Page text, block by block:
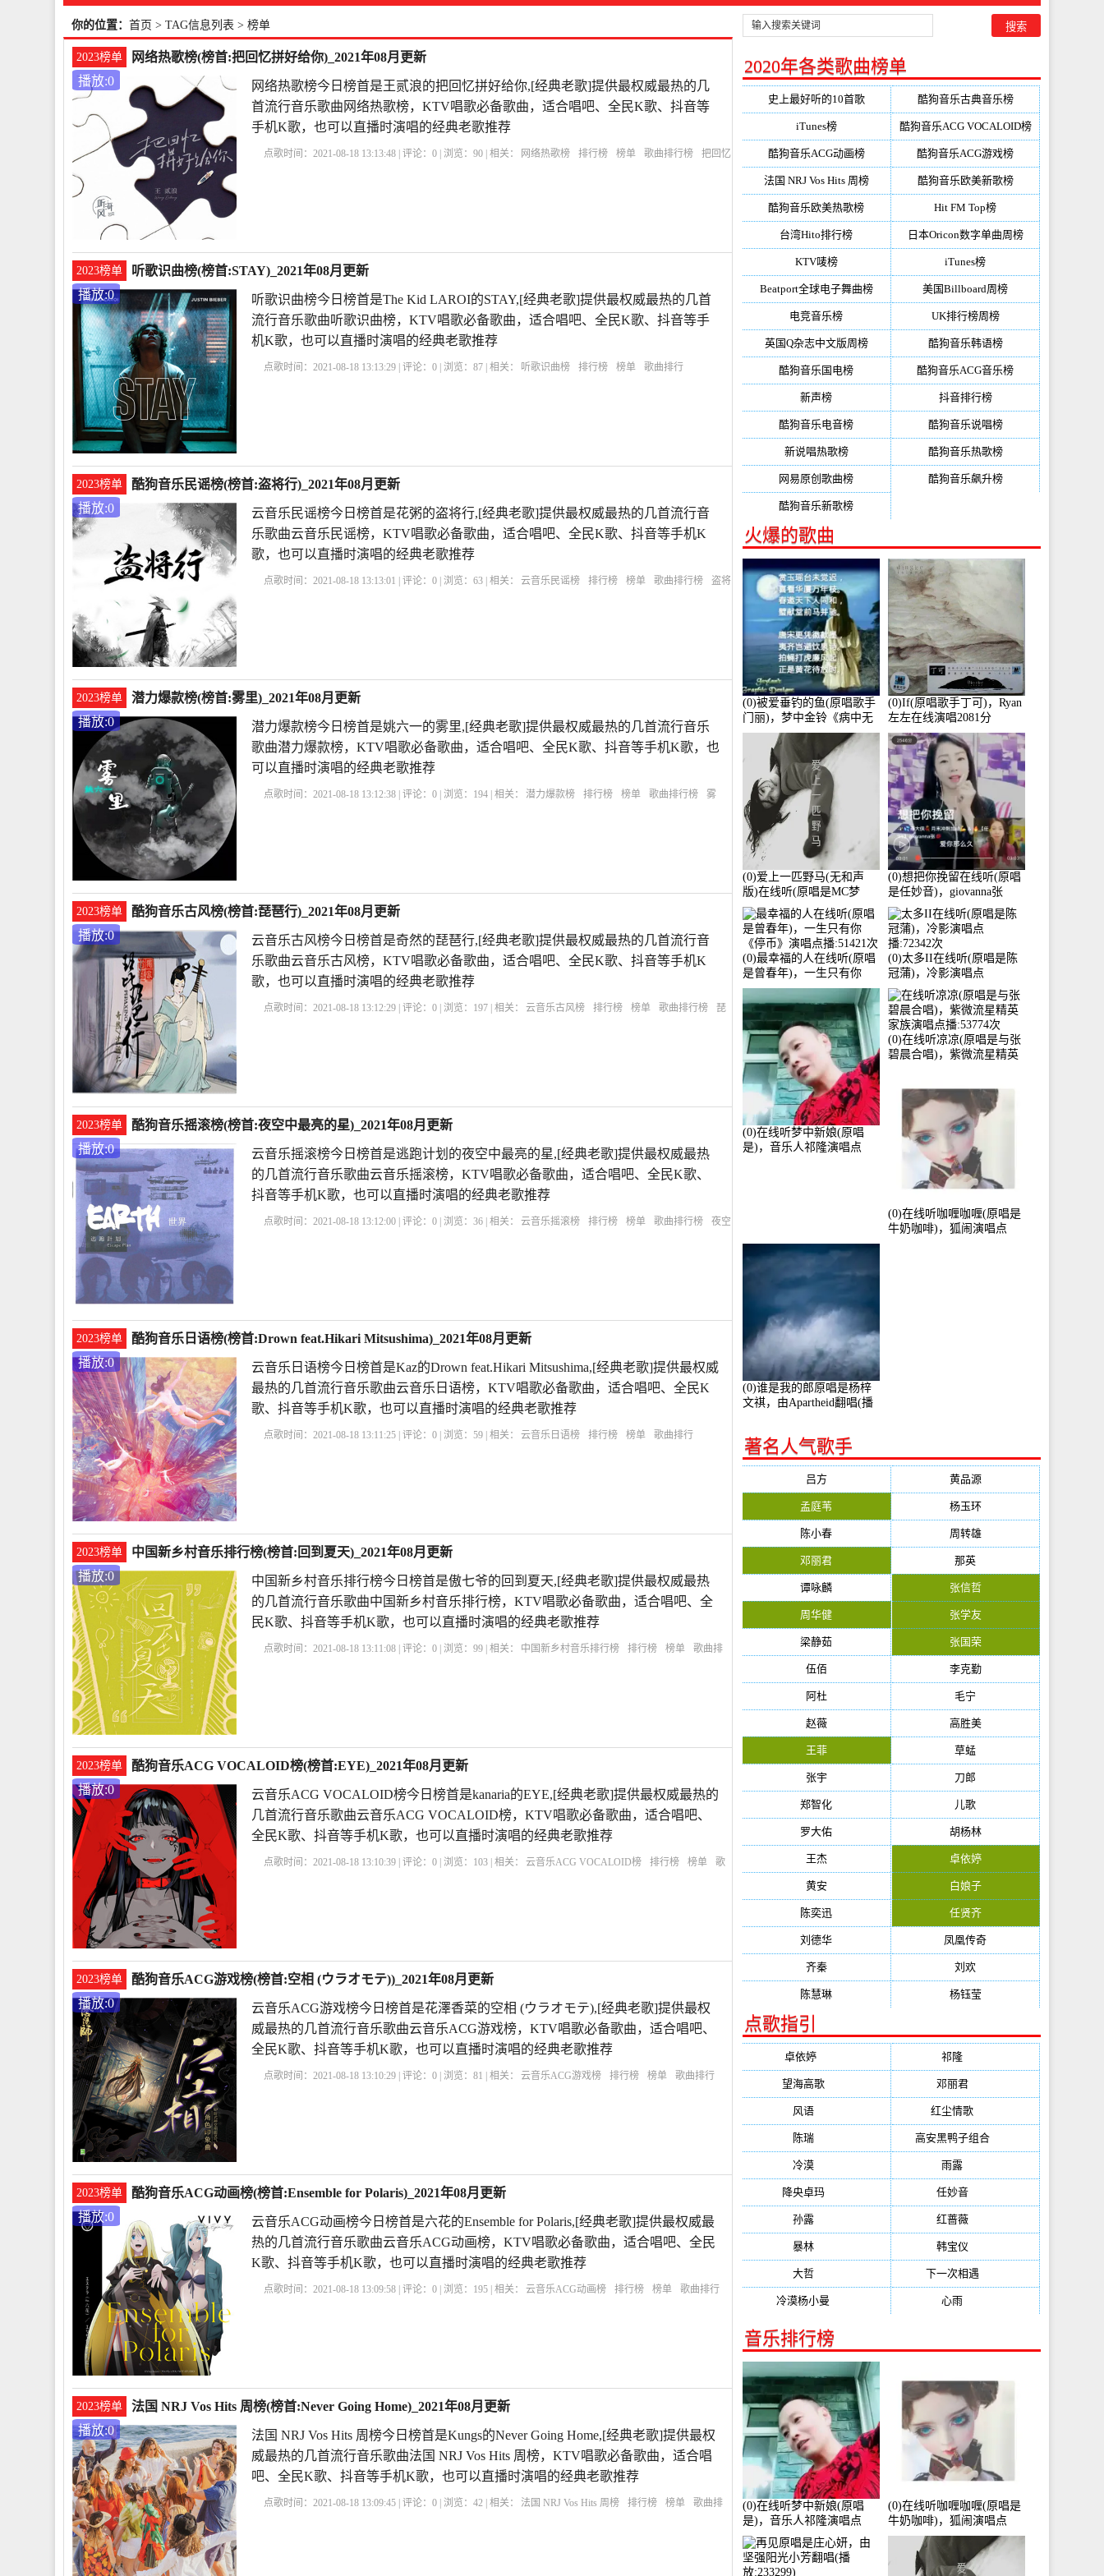
你的位置： 首页 > TAG信息列表 > 榜单
2023榜单
网络热歌榜(榜首:把回忆拼好给你)_2021年08月更新
播放:0
网络热歌榜今日榜首是王贰浪的把回忆拼好给你,[经典老歌]提供最权威最热的几
首流行音乐歌曲网络热歌榜，KTV唱歌必备歌曲，适合唱吧、全民K歌、抖音等
手机K歌，也可以直播时演唱的经典老歌推荐
点歌时间：2021-08-18 13:13:48 | 评论：0 | 浏览：90 | 相关： 网络热歌榜 排行榜 榜单 歌曲排行榜
把回忆
2023榜单
听歌识曲榜(榜首:STAY)_2021年08月更新
播放:0
听歌识曲榜今日榜首是The Kid LAROI的STAY,[经典老歌]提供最权威最热的几首
流行音乐歌曲听歌识曲榜，KTV唱歌必备歌曲，适合唱吧、全民K歌、抖音等手
机K歌，也可以直播时演唱的经典老歌推荐
点歌时间：2021-08-18 13:13:29 | 评论：0 | 浏览：87 | 相关： 听歌识曲榜 排行榜 榜单
歌曲排行
2023榜单
酷狗音乐民谣榜(榜首:盗将行)_2021年08月更新
播放:0
云音乐民谣榜今日榜首是花粥的盗将行,[经典老歌]提供最权威最热的几首流行音
乐歌曲云音乐民谣榜，KTV唱歌必备歌曲，适合唱吧、全民K歌、抖音等手机K
歌，也可以直播时演唱的经典老歌推荐
点歌时间：2021-08-18 13:13:01 | 评论：0 | 浏览：63 | 相关： 云音乐民谣榜 排行榜 榜单 歌曲排行榜
盗将
2023榜单
潜力爆款榜(榜首:雾里)_2021年08月更新
播放:0
潜力爆款榜今日榜首是姚六一的雾里,[经典老歌]提供最权威最热的几首流行音乐
歌曲潜力爆款榜，KTV唱歌必备歌曲，适合唱吧、全民K歌、抖音等手机K歌，也
可以直播时演唱的经典老歌推荐
点歌时间：2021-08-18 13:12:38 | 评论：0 | 浏览： 194 | 相关： 潜力爆款榜 排行榜 榜单 歌曲排行榜
雾
2023榜单
酷狗音乐古风榜(榜首:琵琶行)_2021年08月更新
播放:0
云音乐古风榜今日榜首是奇然的琵琶行,[经典老歌]提供最权威最热的几首流行音
乐歌曲云音乐古风榜，KTV唱歌必备歌曲，适合唱吧、全民K歌、抖音等手机K
歌，也可以直播时演唱的经典老歌推荐
点歌时间：2021-08-18 13:12:29 | 评论：0 | 浏览： 197 | 相关： 云音乐古风榜 排行榜 榜单 歌曲排行榜
琵
2023榜单
酷狗音乐摇滚榜(榜首:夜空中最亮的星)_2021年08月更新
播放:0
云音乐摇滚榜今日榜首是逃跑计划的夜空中最亮的星,[经典老歌]提供最权威最热
的几首流行音乐歌曲云音乐摇滚榜，KTV唱歌必备歌曲，适合唱吧、全民K歌、
抖音等手机K歌，也可以直播时演唱的经典老歌推荐
点歌时间：2021-08-18 13:12:00 | 评论：0 | 浏览：36 | 相关： 云音乐摇滚榜 排行榜 榜单 歌曲排行榜
夜空
2023榜单
酷狗音乐日语榜(榜首:Drown feat.Hikari Mitsushima)_2021年08月更新
播放:0
云音乐日语榜今日榜首是Kaz的Drown feat.Hikari Mitsushima,[经典老歌]提供最权威
最热的几首流行音乐歌曲云音乐日语榜，KTV唱歌必备歌曲，适合唱吧、全民K
歌、抖音等手机K歌，也可以直播时演唱的经典老歌推荐
点歌时间：2021-08-18 13:11:25 | 评论：0 | 浏览：59 | 相关： 云音乐日语榜 排行榜 榜单
歌曲排行
2023榜单
中国新乡村音乐排行榜(榜首:回到夏天)_2021年08月更新
播放:0
中国新乡村音乐排行榜今日榜首是傲七爷的回到夏天,[经典老歌]提供最权威最热
的几首流行音乐歌曲中国新乡村音乐排行榜，KTV唱歌必备歌曲，适合唱吧、全
民K歌、抖音等手机K歌，也可以直播时演唱的经典老歌推荐
点歌时间：2021-08-18 13:11:08 | 评论：0 | 浏览：99 | 相关： 中国新乡村音乐排行榜 排行榜 榜单
歌曲排
2023榜单
酷狗音乐ACG VOCALOID榜(榜首:EYE)_2021年08月更新
播放:0
云音乐ACG VOCALOID榜今日榜首是kanaria的EYE,[经典老歌]提供最权威最热的
几首流行音乐歌曲云音乐ACG VOCALOID榜，KTV唱歌必备歌曲，适合唱吧、
全民K歌、抖音等手机K歌，也可以直播时演唱的经典老歌推荐
点歌时间：2021-08-18 13:10:39 | 评论：0 | 浏览： 103 | 相关： 云音乐ACG VOCALOID榜 排行榜 榜单
歌
2023榜单
酷狗音乐ACG游戏榜(榜首:空相 (ウラオモテ))_2021年08月更新
播放:0
云音乐ACG游戏榜今日榜首是花澤香菜的空相 (ウラオモテ),[经典老歌]提供最权
威最热的几首流行音乐歌曲云音乐ACG游戏榜，KTV唱歌必备歌曲，适合唱吧、
全民K歌、抖音等手机K歌，也可以直播时演唱的经典老歌推荐
点歌时间：2021-08-18 13:10:29 | 评论：0 | 浏览：81 | 相关： 云音乐ACG游戏榜 排行榜 榜单
歌曲排行
2023榜单
酷狗音乐ACG动画榜(榜首:Ensemble for Polaris)_2021年08月更新
播放:0
云音乐ACG动画榜今日榜首是六花的Ensemble for Polaris,[经典老歌]提供最权威最
热的几首流行音乐歌曲云音乐ACG动画榜，KTV唱歌必备歌曲，适合唱吧、全民
K歌、抖音等手机K歌，也可以直播时演唱的经典老歌推荐
点歌时间：2021-08-18 13:09:58 | 评论：0 | 浏览： 195 | 相关： 云音乐ACG动画榜 排行榜 榜单
歌曲排行
2023榜单
法国 NRJ Vos Hits 周榜(榜首:Never Going Home)_2021年08月更新
播放:0
法国 NRJ Vos Hits 周榜今日榜首是Kungs的Never Going Home,[经典老歌]提供最权
威最热的几首流行音乐歌曲法国 NRJ Vos Hits 周榜，KTV唱歌必备歌曲，适合唱
吧、全民K歌、抖音等手机K歌，也可以直播时演唱的经典老歌推荐
点歌时间：2021-08-18 13:09:45 | 评论：0 | 浏览：42 | 相关： 法国 NRJ Vos Hits 周榜 排行榜 榜单
歌曲排
2020年各类歌曲榜单
史上最好听的10首歌 酷狗音乐古典音乐榜
iTunes榜 酷狗音乐ACG VOCALOID榜
酷狗音乐ACG动画榜 酷狗音乐ACG游戏榜
法国 NRJ Vos Hits 周榜 酷狗音乐欧美新歌榜
酷狗音乐欧美热歌榜 Hit FM Top榜
台湾Hito排行榜 日本Oricon数字单曲周榜
KTV唛榜 iTunes榜
Beatport全球电子舞曲榜 美国Billboard周榜
电竞音乐榜 UK排行榜周榜
英国Q杂志中文版周榜 酷狗音乐韩语榜
酷狗音乐国电榜 酷狗音乐ACG音乐榜
新声榜 抖音排行榜
酷狗音乐电音榜 酷狗音乐说唱榜
新说唱热歌榜 酷狗音乐热歌榜
网易原创歌曲榜 酷狗音乐飙升榜
酷狗音乐新歌榜
火爆的歌曲
(0)被爱垂钓的鱼(原唱歌手
门丽)，梦中金铃《病中无
法回复大家》在线演唱
3586分
(0)If(原唱歌手丁可)，Ryan
左左在线演唱2081分
(0)爱上一匹野马(无和声
版)在线听(原唱是MC梦
柯)，冰鑫Asce演唱点
播:178815次
(0)想把你挽留在线听(原唱
是任妙音)，giovanna张
【任96】演唱点播:60173次
(0)最幸福的人在线听(原唱
是曾春年)，一生只有你
《停币》演唱点播:51421次
(0)太多II在线听(原唱是陈
冠蒲)，冷影演唱点
播:72342次
(0)在线听梦中新娘(原唱
是)，音乐人祁隆演唱点
(0)在线听凉凉(原唱是与张
碧晨合唱)，紫微流星精英
(0)在线听咖喱咖喱(原唱是
牛奶咖啡)，狐闹演唱点
(0)谁是我的郎原唱是杨梓
文祺，由Apartheid翻唱(播
著名人气歌手
吕方 黄品源
孟庭苇 杨玉环
陈小春 周转雄
邓丽君 那英
谭咏麟 张信哲
周华健 张学友
梁静茹 张国荣
伍佰 李克勤
阿杜 毛宁
赵薇 高胜美
王菲 草蜢
张宇 刀郎
郑智化 儿歌
罗大佑 胡杨林
王杰 卓依婷
黄安 白娘子
陈奕迅 任贤齐
刘德华 凤凰传奇
齐秦 刘欢
陈慧琳 杨钰莹
点歌指引
卓依婷(1378) 祁隆
望海高歌(601) 邓丽君(555)
风语(543) 红尘情歌
陈瑞(459) 高安黑鸭子组合(388)
冷漠(355) 雨露
降央卓玛(347) 任妙音(321)
孙露(321) 红蔷薇(311)
暴林(304) 韩宝仪
大哲(247) 下一次相遇
冷漠杨小曼 心雨
音乐排行榜
(0)在线听梦中新娘(原唱
是)，音乐人祁隆演唱点
播:2713192次
(0)在线听咖喱咖喱(原唱是
牛奶咖啡)，狐闹演唱点
播:287579次